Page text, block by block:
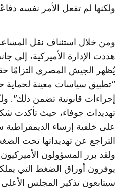
ولكنها لم تفعل الأمر نفسه
ومن خلال استئناف نقل
هددت الإدارة الأميركية، إلى
يُظهر الجيش المصري التزامًا
“تطبيق سياسات معينة لحماية
إجراءات قانونية تضمن ذلك”.
تهديدات جوفاء، حيث تأكدت
على خلفية إرساء الديمقراطية
التراجع عن تهديداتها تحت
ولقد برر المسؤولون
يوفرون أوراق الضغط التي